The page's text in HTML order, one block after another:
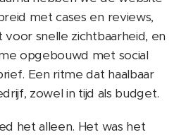
met cases en reviews,
snelle zichtbaarheid, en
opgebouwd met social
Een ritme dat haalbaar
zowel in tijd als budget.
het alleen. Het was het